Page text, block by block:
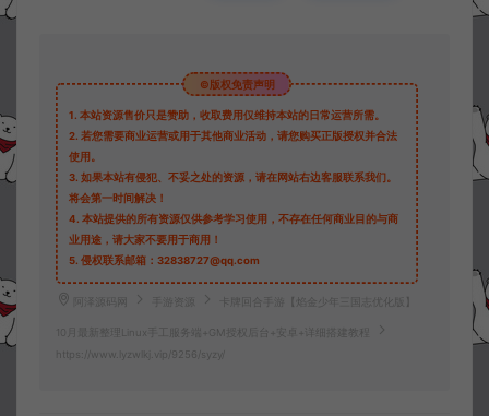
©版权免责声明
1. 本站资源售价只是赞助，收取费用仅维持本站的日常运营所需。
2. 若您需要商业运营或用于其他商业活动，请您购买正版授权并合法
使用。
3. 如果本站有侵犯、不妥之处的资源，请在网站右边客服联系我们。
将会第一时间解决！
4. 本站提供的所有资源仅供参考学习使用，不存在任何商业目的与商
业用途，请大家不要用于商用！
5. 侵权联系邮箱：32838727@qq.com
阿泽源码网 手游资源 卡牌回合手游【焰金少年三国志优化版】
10月最新整理Linux手工服务端+GM授权后台+安卓+详细搭建教程
https://www.lyzwlkj.vip/9256/syzy/